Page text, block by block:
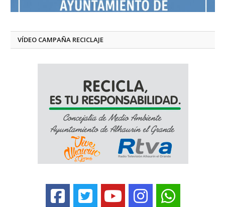
VÍDEO CAMPAÑA RECICLAJE